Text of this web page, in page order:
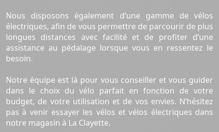
Nous disposons également d’une gamme de vélos
électriques, afin de vous permettre de parcourir de plus
longues distances avec facilité et de profiter d’une
assistance au pédalage lorsque vous en ressentez le
besoin.
Notre équipe est là pour vous conseiller et vous guider
dans le choix du vélo parfait en fonction de votre
budget, de votre utilisation et de vos envies. N’hésitez
pas à venir essayer les vélos et vélos électriques dans
notre magasin à La Clayette.